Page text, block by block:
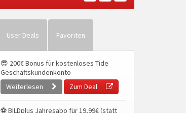
User Deals Favoriten
😎 200€ Bonus für kostenloses Tide
Geschäftskundenkonto
Weiterlesen
Zum Deal
⚽ BILDplus Jahresabo für 19,99€ (statt